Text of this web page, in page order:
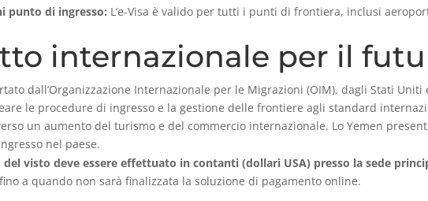
punto di ingresso: L’e-Visa è valido per tutti i punti di frontiera, inclusi
internazionale per il
dall’Organizzazione Internazionale per le Migrazioni (OIM), dagli Stati
le procedure di ingresso e la gestione delle frontiere agli standard
un aumento del turismo e del commercio internazionale. Lo Yemen
nel paese.
visto deve essere effettuato in contanti (dollari USA) presso la sede
a quando non sarà finalizzata la soluzione di pagamento online.